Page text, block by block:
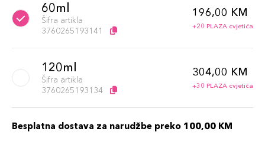
60ml
Šifra artikla
3760265193141
196,00 KM
+20 PLAZA cvjetića
120ml
Šifra artikla
3760265193134
304,00 KM
+30 PLAZA cvjetića
Besplatna dostava za narudžbe preko 100,00 KM